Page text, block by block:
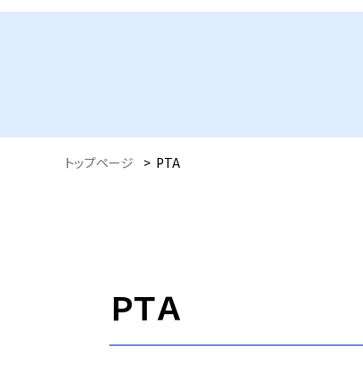
トップページ > PTA
ＰＴＡ